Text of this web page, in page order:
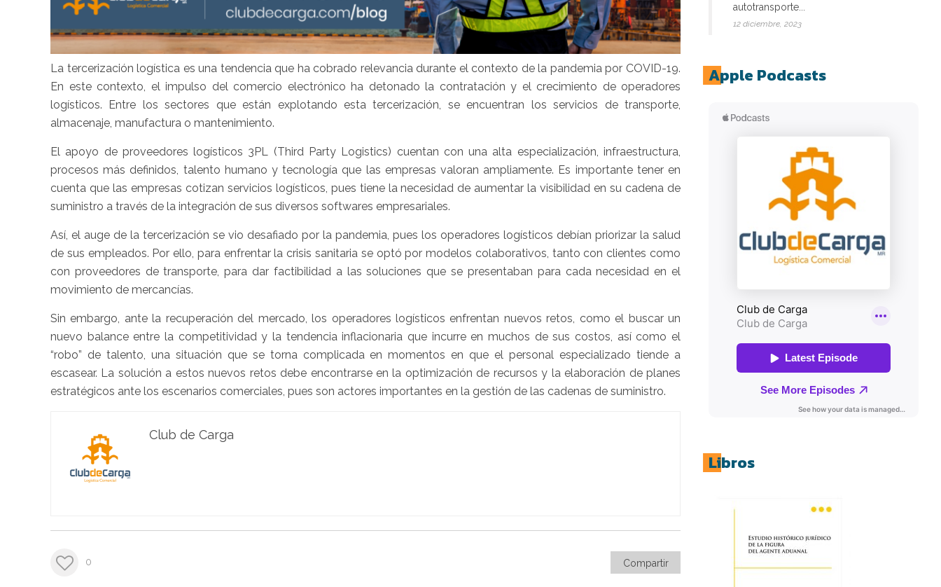
La tercerización logística es una tendencia que ha cobrado relevancia durante el contexto de la pandemia por COVID-19.
En este contexto, el impulso del comercio electrónico ha detonado la contratación y el crecimiento de operadores
logísticos. Entre los sectores que están explotando esta tercerización, se encuentran los servicios de transporte,
almacenaje, manufactura o mantenimiento.
El apoyo de proveedores logísticos 3PL (Third Party Logistics) cuentan con una alta especialización, infraestructura,
procesos más definidos, talento humano y tecnología que las empresas valoran ampliamente. Es importante tener en
cuenta que las empresas cotizan servicios logísticos, pues tiene la necesidad de aumentar la visibilidad en su cadena de
suministro a través de la integración de sus diversos softwares empresariales.
Así, el auge de la tercerización se vio desafiado por la pandemia, pues los operadores logísticos debían priorizar la salud
de sus empleados. Por ello, para enfrentar la crisis sanitaria se optó por modelos colaborativos, tanto con clientes como
con proveedores de transporte, para dar factibilidad a las soluciones que se presentaban para cada necesidad en el
movimiento de mercancías.
Sin embargo, ante la recuperación del mercado, los operadores logísticos enfrentan nuevos retos, como el buscar un
nuevo balance entre la competitividad y la tendencia inflacionaria que incurre en muchos de sus costos, así como el
“robo” de talento, una situación que se torna complicada en momentos en que el personal especializado tiende a
escasear. La solución a estos nuevos retos debe encontrarse en la optimización de recursos y la elaboración de planes
estratégicos ante los escenarios comerciales, pues son actores importantes en la gestión de las cadenas de suministro.
Club de Carga
0 Compartir
autotransporte...
12 diciembre, 2023
Apple Podcasts
Libros